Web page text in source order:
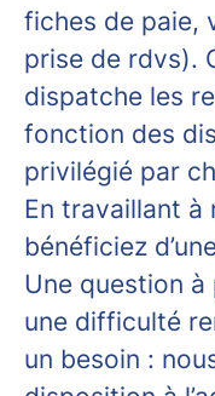
fiches de paie,
prise de rdvs).
dispatche les
fonction des
privilégié par
En travaillant à
bénéficiez
Une question à
une difficulté
un besoin :